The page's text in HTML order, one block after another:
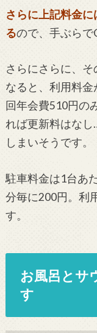
さらに上記料金
るので、手ぶらで
さらにさらに、
なると、利用料
回年会費510円の
れば更新料はな
しまいそうです。
駐車料金は1台あ
分毎に200円。利
す。
お風呂とサ
す